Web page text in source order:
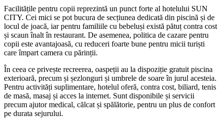
Facilitățile pentru copii reprezintă un punct forte al hotelului SUN
CITY. Cei mici se pot bucura de secțiunea dedicată din piscină și de
locul de joacă, iar pentru familiile cu bebeluși există pătuț contra cost
și scaun înalt în restaurant. De asemenea, politica de cazare pentru
copii este avantajoasă, cu reduceri foarte bune pentru micii turiști
care împart camera cu părinții.
În ceea ce privește recreerea, oaspeții au la dispoziție gratuit piscina
exterioară, precum și șezlonguri și umbrele de soare în jurul acesteia.
Pentru activități suplimentare, hotelul oferă, contra cost, biliard, tenis
de masă, masaj și acces la internet. Sunt disponibile și servicii
precum ajutor medical, călcat și spălătorie, pentru un plus de confort
pe durata sejurului.